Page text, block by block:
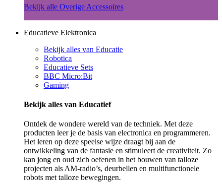
Bekijk alle Overige Accessoires
Educatieve Elektronica
Bekijk alles van Educatie
Robotica
Educatieve Sets
BBC Micro:Bit
Gaming
Bekijk alles van Educatief
Ontdek de wondere wereld van de techniek. Met deze
producten leer je de basis van electronica en programmeren.
Het leren op deze speelse wijze draagt bij aan de
ontwikkeling van de fantasie en stimuleert de creativiteit. Zo
kan jong en oud zich oefenen in het bouwen van talloze
projecten als AM-radio’s, deurbellen en multifunctionele
robots met talloze bewegingen.